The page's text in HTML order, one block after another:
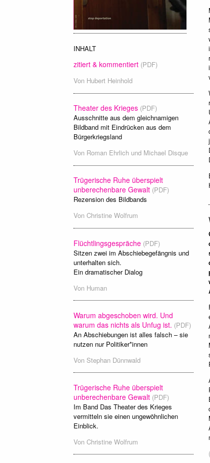
INHALT
zitiert & kommentiert (PDF)
Von Hubert Heinhold
Theater des Krieges (PDF)
Ausschnitte aus dem gleichnamigen
Bildband mit Eindrücken aus dem
Bürgerkriegsland
Von Roman Ehrlich und Michael Disque
Trügerische Ruhe überspielt
unberechenbare Gewalt (PDF)
Rezension des Bildbands
Von Christine Wolfrum
Flüchtlingsgespräche (PDF)
Sitzen zwei im Abschiebegefängnis und
unterhalten sich.
Ein dramatischer Dialog
Von Human
Warum abgeschoben wird. Und
warum das nichts als Unfug ist. (PDF)
An Abschiebungen ist alles falsch – sie
nutzen nur Politiker*innen
Von Stephan Dünnwald
Trügerische Ruhe überspielt
unberechenbare Gewalt (PDF)
Im Band Das Theater des Krieges
vermitteln sie einen ungewöhnlichen
Einblick.
Von Christine Wolfrum